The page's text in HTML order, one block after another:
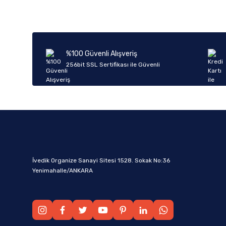
%100 Güvenli Alışveriş
256bit SSL Sertifikası ile Güvenli
İvedik Organize Sanayi Sitesi 1528. Sokak No:36
Yenimahalle/ANKARA